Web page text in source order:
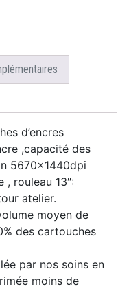
d’encres
,capacité des
5670x1440dpi
, rouleau 13″:
atelier.
moyen de
des cartouches
par nos soins en
moins de